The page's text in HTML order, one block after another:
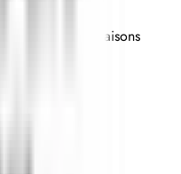
pour les saisons